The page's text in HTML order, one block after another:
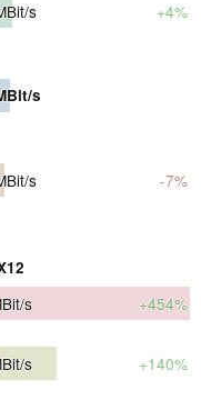
s +4%
s
s -7%
s +454%
s +140%